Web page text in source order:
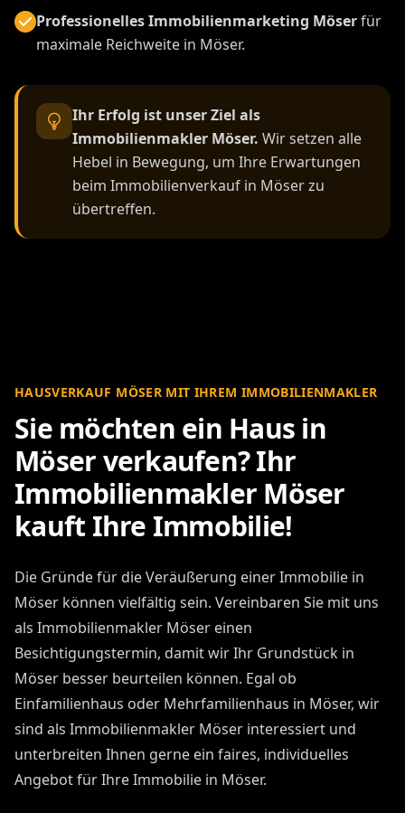
Professionelles Immobilienmarketing Möserfür
maximale Reichweite in Möser.
Ihr Erfolg ist unser Ziel als
Immobilienmakler Möser. Wir setzen alle
Hebel in Bewegung, um Ihre Erwartungen
beim Immobilienverkauf in Möser zu
übertreffen.
HAUSVERKAUF MÖSER MIT IHREM IMMOBILIENMAKLER
Sie möchten ein Haus in
Möser verkaufen? Ihr
Immobilienmakler Möser
kauft Ihre Immobilie!
Die Gründe für die Veräußerung einer Immobilie in
Möser können vielfältig sein. Vereinbaren Sie mit uns
als Immobilienmakler Möser einen
Besichtigungstermin, damit wir Ihr Grundstück in
Möser besser beurteilen können. Egal ob
Einfamilienhaus oder Mehrfamilienhaus in Möser, wir
sind als Immobilienmakler Möser interessiert und
unterbreiten Ihnen gerne ein faires, individuelles
Angebot für Ihre Immobilie in Möser.